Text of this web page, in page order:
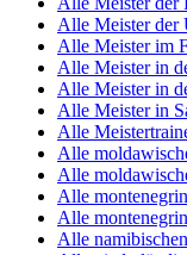
Alle Meister der
Alle Meister im
Alle Meister in
Alle Meister in
Alle Meister in
Alle
Alle
Alle
Alle
Alle
Alle